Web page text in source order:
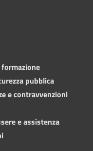
formazione
pubblica
e contravvenzioni
e assistenza